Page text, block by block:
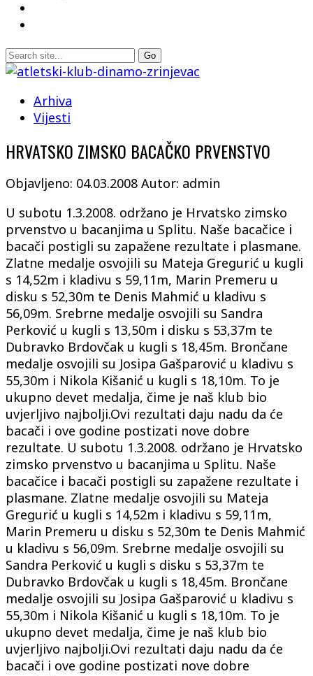
Arhiva
Vijesti
HRVATSKO ZIMSKO BACAČKO PRVENSTVO
Objavljeno: 04.03.2008 Autor: admin
U subotu 1.3.2008. održano je Hrvatsko zimsko
prvenstvo u bacanjima u Splitu. Naše bacačice i
bacači postigli su zapažene rezultate i plasmane.
Zlatne medalje osvojili su Mateja Gregurić u kugli
s 14,52m i kladivu s 59,11m, Marin Premeru u
disku s 52,30m te Denis Mahmić u kladivu s
56,09m. Srebrne medalje osvojili su Sandra
Perković u kugli s 13,50m i disku s 53,37m te
Dubravko Brdovčak u kugli s 18,45m. Brončane
medalje osvojili su Josipa Gašparović u kladivu s
55,30m i Nikola Kišanić u kugli s 18,10m. To je
ukupno devet medalja, čime je naš klub bio
uvjerljivo najbolji.Ovi rezultati daju nadu da će
bacači i ove godine postizati nove dobre
rezultate. U subotu 1.3.2008. održano je Hrvatsko
zimsko prvenstvo u bacanjima u Splitu. Naše
bacačice i bacači postigli su zapažene rezultate i
plasmane. Zlatne medalje osvojili su Mateja
Gregurić u kugli s 14,52m i kladivu s 59,11m,
Marin Premeru u disku s 52,30m te Denis Mahmić
u kladivu s 56,09m. Srebrne medalje osvojili su
Sandra Perković u kugli s disku s 53,37m te
Dubravko Brdovčak u kugli s 18,45m. Brončane
medalje osvojili su Josipa Gašparović u kladivu s
55,30m i Nikola Kišanić u kugli s 18,10m. To je
ukupno devet medalja, čime je naš klub bio
uvjerljivo najbolji.Ovi rezultati daju nadu da će
bacači i ove godine postizati nove dobre